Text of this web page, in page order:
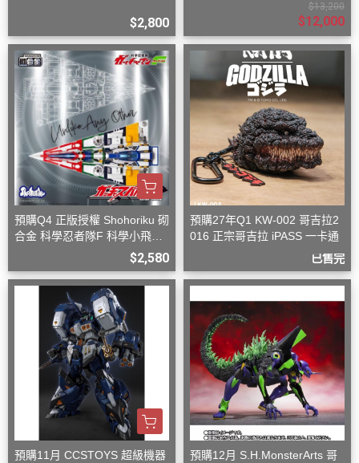
$2,800
$13,200
$12,000
預購Q4 正版授權 Shohoriku 砌
合金 科學忍者隊F 科學小飛俠
$2,580
預購27年Q1 KW-002 哥吉拉2
016 正宗哥吉拉 iPASS 一卡通
已售完
預購11月 CCSTOYS 超級機器
預購12月 S.H.MonsterArts 哥